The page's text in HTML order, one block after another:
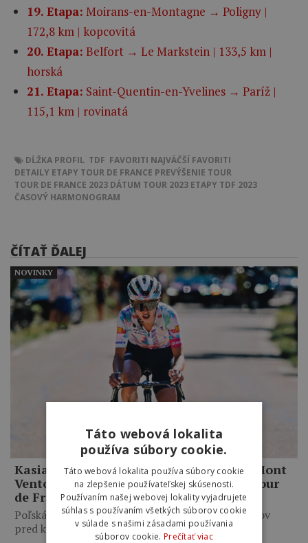
19. Etapa: Moirans-en-Montagne → Poligny |
172,8 km | kopcovitá
20. Etapa: Belfort → Le Markstein | 133,5 km |
horská
21. Etapa: Saint-Quentin-en-Yvelines → Paríž |
115,1 km | rovinatá
DĹŽKA PROFIL TDF FAVORITI NAJVÄČŠÍ FAVORITI
DETAILY ETAPY TOUR DE FRANCE PREVÝŠENIE TOUR
TOUR DE FRANCE 2023 DÁTUM TOUR 2023 ETAPY TDF 2023
ČASOVÝ HARMONOGRAM
ČÍTAŤ ĎALEJ
Kasia Niewiadoma ovládla legendárny Mont
Ventoux. Po neuveriteľnom výkone na Tour
de France Femmes ide do žltého dresu
Poľská pretekárka zaútočila necelých 10 kilometrov
pred koncom etapy a…
NOVINKY
Táto webová lokalita
používa súbory cookie.
Táto webová lokalita používa súbory cookie
na zlepšenie používateľskej skúsenosti.
Používaním našej webovej lokality vyjadrujete
súhlas s používaním všetkých súborov cookie
v súlade s našimi zásadami používania
súborov cookie. Prečítať viac